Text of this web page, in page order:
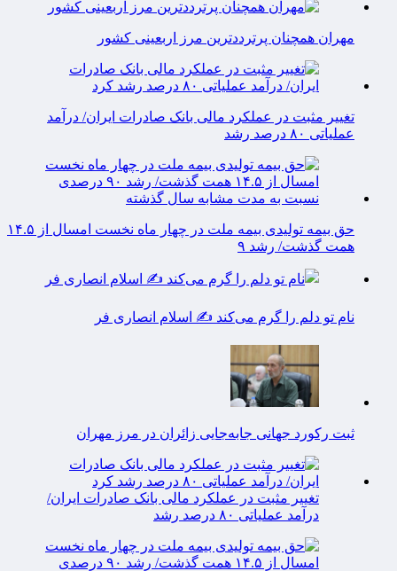
مهران همچنان پرترددترین مرز اربعینی کشور
تغییر مثبت در عملکرد مالی بانک صادرات ایران/ درآمد
عملیاتی ۸۰ درصد رشد
حق بیمه تولیدی بیمه ملت در چهار ماه نخست امسال از ۱۴.۵
همت گذشت/ رشد ۹
نام تو دلم را گرم می‌کند ✍️ اسلام انصاری فر
ثبت رکورد جهانی جابه‌جایی زائران در مرز مهران
تغییر مثبت در عملکرد مالی بانک صادرات ایران/
درآمد عملیاتی ۸۰ درصد رشد